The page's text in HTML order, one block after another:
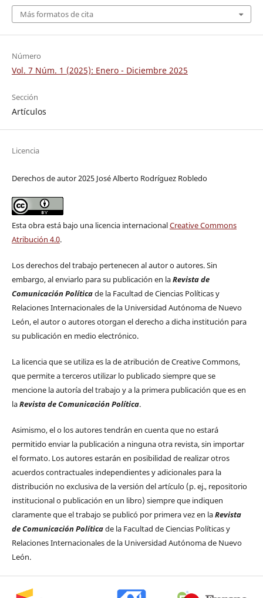
Más formatos de cita
Número
Vol. 7 Núm. 1 (2025): Enero - Diciembre 2025
Sección
Artículos
Licencia
Derechos de autor 2025 José Alberto Rodríguez Robledo
Esta obra está bajo una licencia internacionalCreative Commons
Atribución 4.0.
Los derechos del trabajo pertenecen al autor o autores. Sin
embargo, al enviarlo para su publicación en laRevista de
Comunicación Políticade la Facultad de Ciencias Políticas y
Relaciones Internacionales de la Universidad Autónoma de Nuevo
León, el autor o autores otorgan el derecho a dicha institución para
su publicación en medio electrónico.
La licencia que se utiliza es la de atribución de Creative Commons,
que permite a terceros utilizar lo publicado siempre que se
mencione la autoría del trabajo y a la primera publicación que es en
laRevista de Comunicación Política.
Asimismo, el o los autores tendrán en cuenta que no estará
permitido enviar la publicación a ninguna otra revista, sin importar
el formato. Los autores estarán en posibilidad de realizar otros
acuerdos contractuales independientes y adicionales para la
distribución no exclusiva de la versión del artículo (p. ej., repositorio
institucional o publicación en un libro) siempre que indiquen
claramente que el trabajo se publicó por primera vez en laRevista
de Comunicación Políticade la Facultad de Ciencias Políticas y
Relaciones Internacionales de la Universidad Autónoma de Nuevo
León.